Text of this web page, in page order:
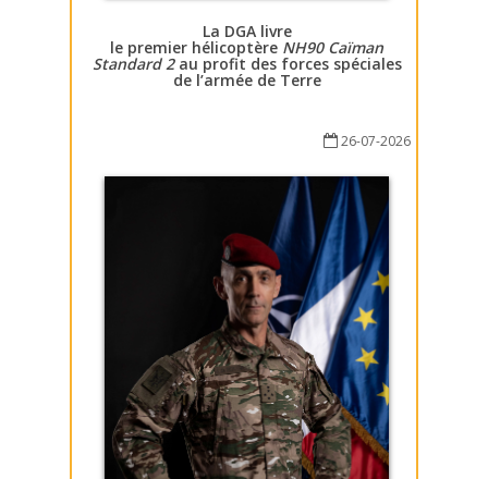
La DGA livre
le premier hélicoptère NH90 Caïman
Standard 2au profit des forces spéciales
de l’armée de Terre
26-07-2026